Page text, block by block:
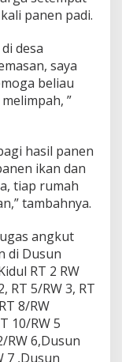
panen padi.
desa
saya
beliau
”
hasil panen
ikan dan
tiap rumah
tambahnya.
angkut
di Dusun
RT 2 RW
RT 5/RW 3, RT
8/RW
10/RW 5
RW 6,Dusun
7 ,Dusun